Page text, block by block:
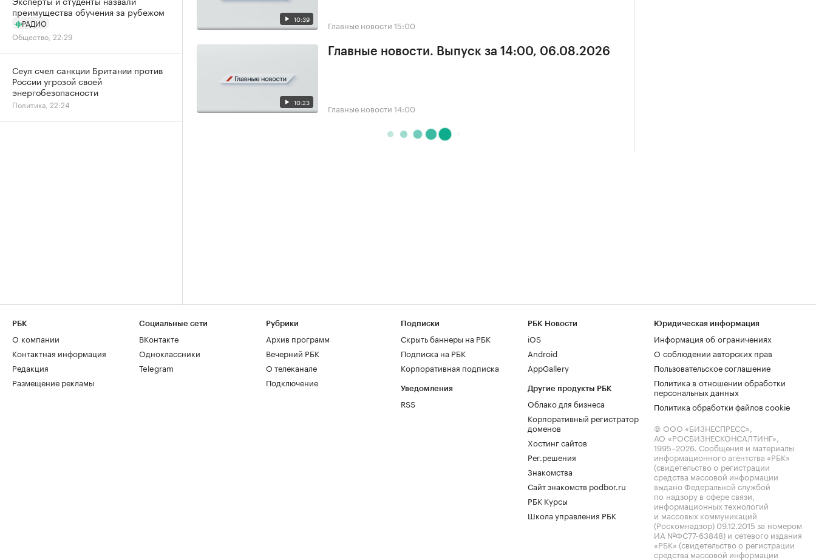
10:39 Главные новости 15:00
10:23
Главные новости. Выпуск за 14:00, 06.08.2026
Главные новости 14:00
преимущества обучения за рубежом
РАДИО
Общество, 22:29
Сеул счел санкции Британии против
России угрозой своей
энергобезопасности
Политика, 22:24
РБК
О компании
Контактная информация
Редакция
Размещение рекламы
Социальные сети
ВКонтакте
Одноклассники
Telegram
Рубрики
Архив программ
Вечерний РБК
О телеканале
Подключение
Подписки
Скрыть баннеры на РБК
Подписка на РБК
Корпоративная подписка
Уведомления
RSS
РБК Новости
iOS
Android
AppGallery
Другие продукты РБК
Облако для бизнеса
Корпоративный регистратор
доменов
Хостинг сайтов
Рег.решения
Знакомства
Сайт знакомств podbor.ru
РБК Курсы
Школа управления РБК
Юридическая информация
Информация об ограничениях
О соблюдении авторских прав
Пользовательское соглашение
Политика в отношении обработки
персональных данных
Политика обработки файлов cookie
© ООО «БИЗНЕСПРЕСС»,
АО «РОСБИЗНЕСКОНСАЛТИНГ»,
1995–2026. Сообщения и материалы
информационного агентства «РБК»
(свидетельство о регистрации
средства массовой информации
выдано Федеральной службой
по надзору в сфере связи,
информационных технологий
и массовых коммуникаций
(Роскомнадзор) 09.12.2015 за номером
ИА №ФС77-63848) и сетевого издания
«РБК» (свидетельство о регистрации
средства массовой информации